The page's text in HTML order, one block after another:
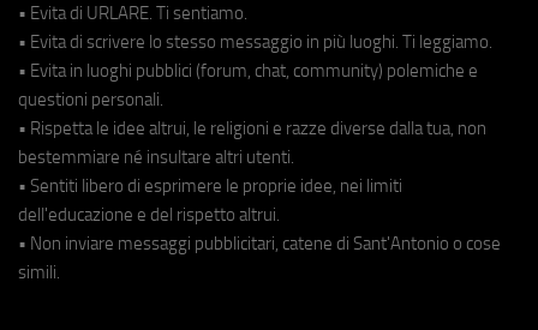
• Evita di URLARE. Ti sentiamo.
• Evita di scrivere lo stesso messaggio in più luoghi. Ti leggiamo.
• Evita in luoghi pubblici (forum, chat, community) polemiche e
questioni personali.
• Rispetta le idee altrui, le religioni e razze diverse dalla tua, non
bestemmiare né insultare altri utenti.
• Sentiti libero di esprimere le proprie idee, nei limiti
dell'educazione e del rispetto altrui.
• Non inviare messaggi pubblicitari, catene di Sant'Antonio o cose
simili.